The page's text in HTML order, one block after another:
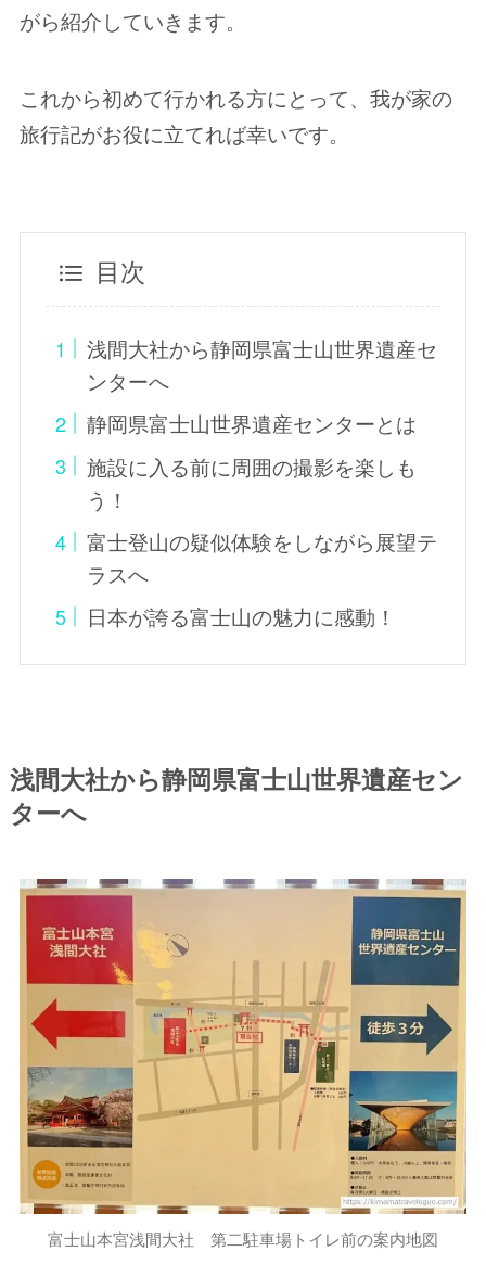
がら紹介していきます。
これから初めて行かれる方にとって、我が家の
旅行記がお役に立てれば幸いです。
目次
浅間大社から静岡県富士山世界遺産セ
ンターへ
静岡県富士山世界遺産センターとは
施設に入る前に周囲の撮影を楽しも
う！
富士登山の疑似体験をしながら展望テ
ラスへ
日本が誇る富士山の魅力に感動！
浅間大社から静岡県富士山世界遺産セン
ターへ
富士山本宮浅間大社 第二駐車場トイレ前の案内地図